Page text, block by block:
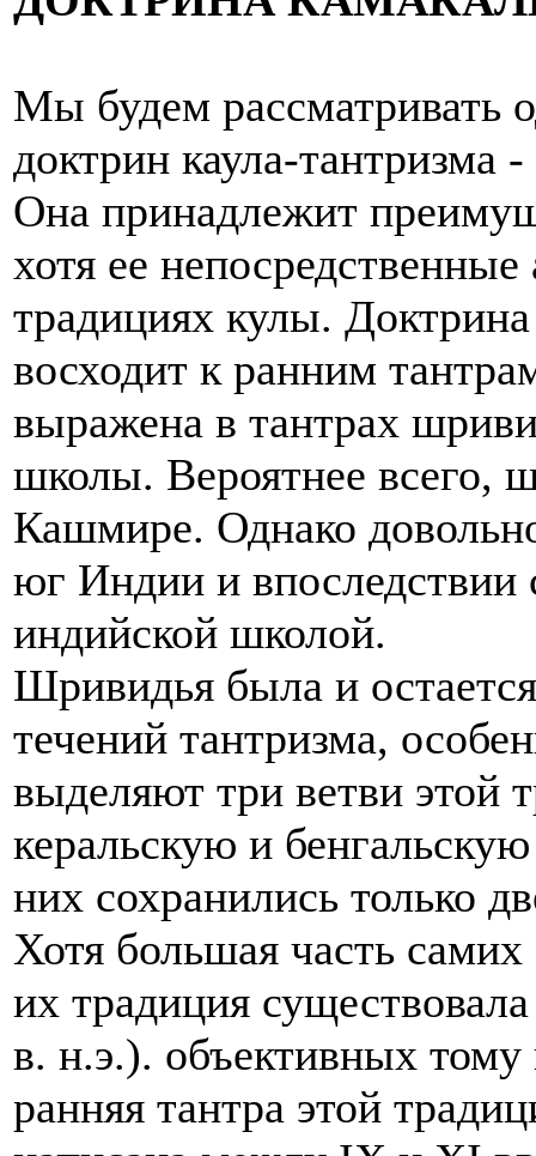
Мы будем рассматривать
доктрин каула-тантризма
Она принадлежит
хотя ее
традициях кулы.
восходит к ранним
выражена в тантрах
школы. Вероятнее всего,
Кашмире. Однако
юг Индии и
индийской школой.
Шривидья была и
течений тантризма,
выделяют три ветви этой
керальскую и
них сохранились только
Хотя большая часть
их традиция
в. н.э.). объективных
ранняя тантра этой